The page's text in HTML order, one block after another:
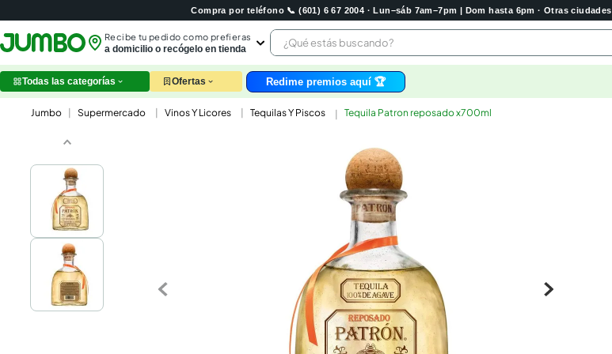
Compra por teléfono 📞 (601) 6 67 2004 · Lun–sáb 7am–7pm | Dom hasta 6pm · Otras ciudades
Recibe tu pedido como prefieras
a domicilio o recógelo en tienda
¿Qué estás buscando?
leche
huevos
nutribela
papel higienico
galletas
aceite
queso
pollo
carne
Todas las categorías Ofertas Redime premios aquí 🏆
Supermercado Vinos Y Licores Tequilas Y Piscos Tequila Patron reposado x700ml